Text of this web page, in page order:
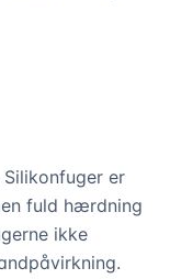
er
fuld hærdning
ikke